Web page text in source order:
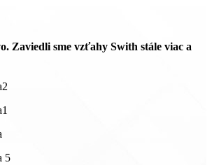
Zaviedli sme vzťahy Swith stále viac a